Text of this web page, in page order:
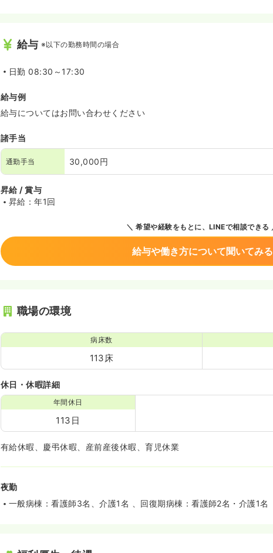
給与 ※以下の勤務時間の場合
日勤 08:30～17:30
給与例
給与についてはお問い合わせください
諸手当
通勤手当 30,000円
昇給 / 賞与
昇給：年1回
希望や経験をもとに、LINEで相談できる
給与や働き方について聞いてみる
職場の環境
病床数
113床
休日・休暇詳細
年間休日
113日
有給休暇、慶弔休暇、産前産後休暇、育児休業
夜勤
一般病棟：看護師3名、介護1名 、回復期病棟：看護師2名・介護1名